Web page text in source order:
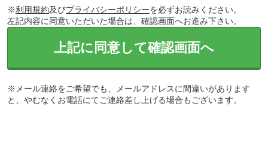
※利用規約及びプライバシーポリシーを必ずお読みください。
左記内容に同意いただいた場合は、確認画面へお進み下さい。
上記に同意して確認画面へ
※メール連絡をご希望でも、メールアドレスに間違いがあります
と、やむなくお電話にてご連絡差し上げる場合もございます。